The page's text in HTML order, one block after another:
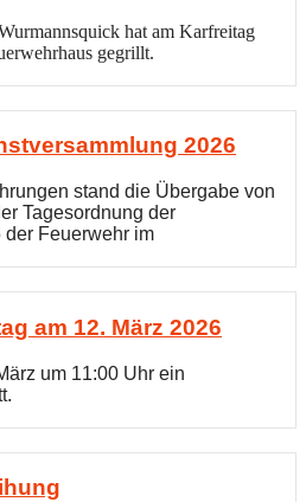
hat am Karfreitag
gegrillt.
2026
stand die Übergabe von
Tagesordnung der
der Feuerwehr im
am 12. März 2026
um 11:00 Uhr ein